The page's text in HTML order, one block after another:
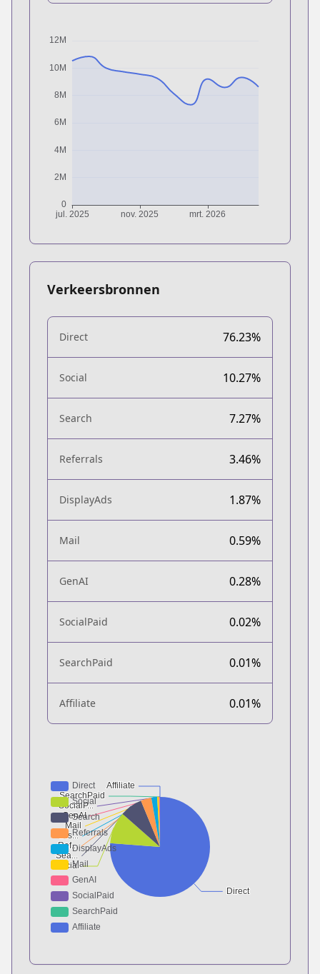
Verkeersbronnen
Direct 76.23%
Social 10.27%
Search 7.27%
Referrals 3.46%
DisplayAds 1.87%
Mail 0.59%
GenAI 0.28%
SocialPaid 0.02%
SearchPaid 0.01%
Affiliate 0.01%